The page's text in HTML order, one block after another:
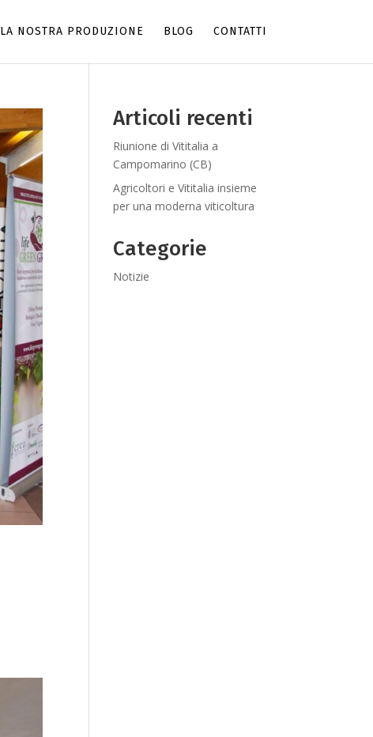
LA NOSTRA PRODUZIONE BLOG CONTATTI
Articoli recenti
Riunione di Vititalia a
Campomarino (CB)
Agricoltori e Vititalia insieme
per una moderna viticoltura
Categorie
Notizie